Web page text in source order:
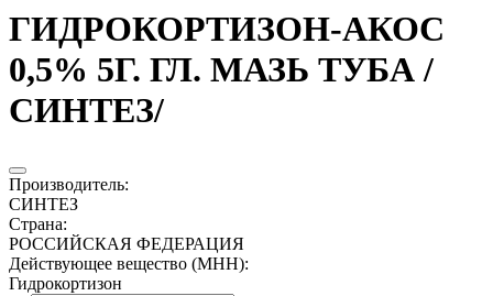
ГИДРОКОРТИЗОН-АКОС
0,5% 5Г. ГЛ. МАЗЬ ТУБА /
СИНТЕЗ/
Производитель:
СИНТЕЗ
Страна:
РОССИЙСКАЯ ФЕДЕРАЦИЯ
Действующее вещество (МНН):
Гидрокортизон